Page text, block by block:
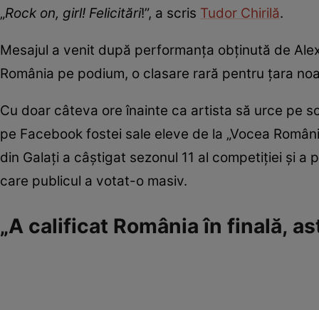
„Rock on, girl! Felicitări!”, a scris Tudor Chirilă.
Mesajul a venit după performanța obținută de
România pe podium, o clasare rară pentru țara
Cu doar câteva ore înainte ca artista să urce pe
pe Facebook fostei sale eleve de la „Vocea
din Galați a câștigat sezonul 11 al competiției și
care publicul a votat-o masiv.
„A calificat România în finală,